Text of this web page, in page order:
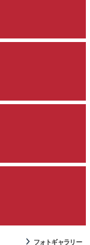
フォトギャラリー